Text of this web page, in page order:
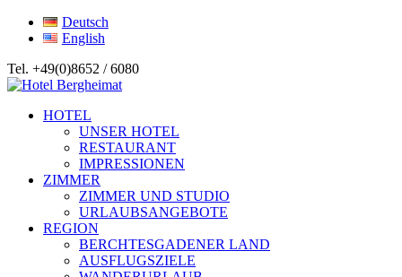
Deutsch
English
Tel. +49(0)8652 / 6080
HOTEL
UNSER HOTEL
RESTAURANT
IMPRESSIONEN
ZIMMER
ZIMMER UND STUDIO
URLAUBSANGEBOTE
REGION
BERCHTESGADENER LAND
AUSFLUGSZIELE